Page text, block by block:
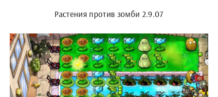
Растения против зомби 2.9.07